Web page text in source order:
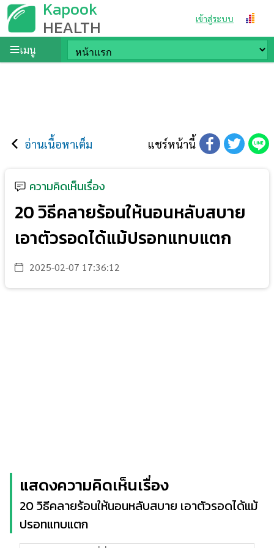
Kapook
HEALTH เข้าสู่ระบบ
เมนู
อ่านเนื้อหาเต็ม แชร์หน้านี้
ความคิดเห็นเรื่อง
20 วิธีคลายร้อนให้นอนหลับสบาย
เอาตัวรอดได้แม้ปรอทแทบแตก
2025-02-07 17:36:12
แสดงความคิดเห็นเรื่อง
20 วิธีคลายร้อนให้นอนหลับสบาย เอาตัวรอดได้แม้
ปรอทแทบแตก